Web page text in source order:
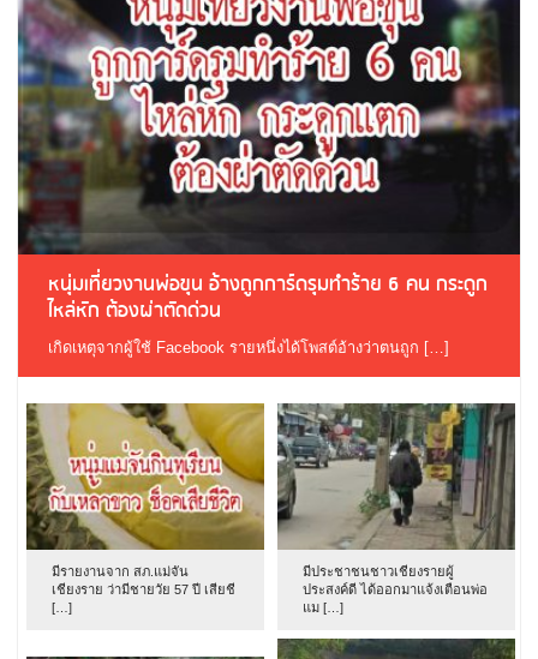
หนุ่มเที่ยวงานพ่อขุน อ้างถูกการ์ดรุมทำร้าย 6 คน กระดูก
ไหล่หัก ต้องผ่าตัดด่วน
เกิดเหตุจากผู้ใช้ Facebook รายหนึ่งได้โพสต์อ้างว่าตนถูก […]
มีรายงานจาก สภ.แม่จัน
เชียงราย ว่ามีชายวัย 57 ปี เสียชี
[…]
มีประชาชนชาวเชียงรายผู้
ประสงค์ดี ได้ออกมาแจ้งเตือนพ่อ
แม […]